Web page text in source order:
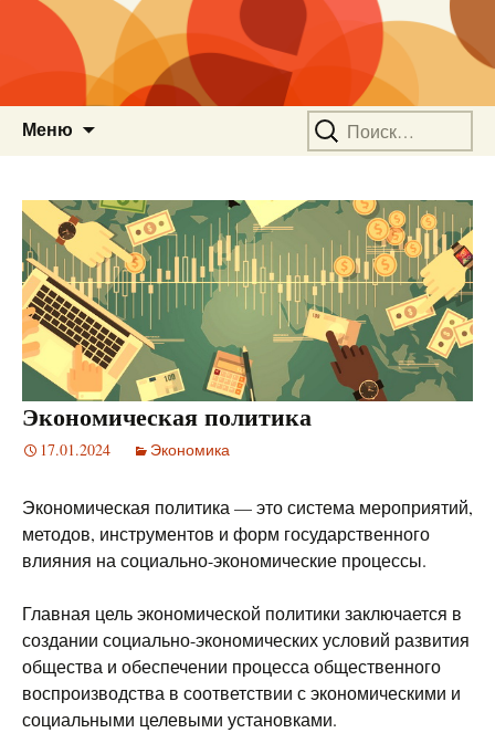
Меню Найти:
Экономическая политика
17.01.2024 Экономика
Экономическая политика — это система мероприятий,
методов, инструментов и форм государственного
влияния на социально-экономические процессы.
Главная цель экономической политики заключается в
создании социально-экономических условий развития
общества и обеспечении процесса общественного
воспроизводства в соответствии с экономическими и
социальными целевыми установками.